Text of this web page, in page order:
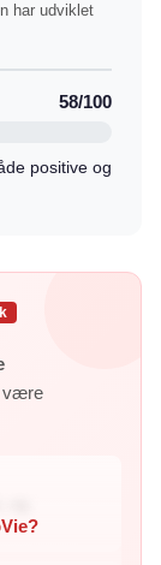
har udviklet
58/100
positive og
være